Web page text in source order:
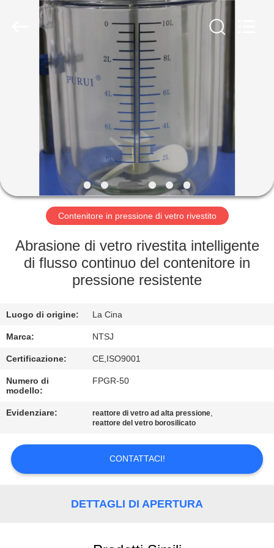
CASA
PRODOTTI
CIRCA
GIRO
DELLA
FABBRICA
CONTROLLO
QUALITÀ
CONTATTICI
NOTIZIE
UNA
CITAZIONE
Contenitore in pressione di vetro rivestito
Abrasione di vetro rivestita intelligente
di flusso continuo del contenitore in
pressione resistente
Luogo di origine: La Cina
Marca: NTSJ
Certificazione: CE,ISO9001
Numero di
modello:
FPGR-50
Evidenziare: reattore di vetro ad alta pressione,
reattore del vetro borosilicato
CONTATTACI!
DETTAGLI DI APERTURA